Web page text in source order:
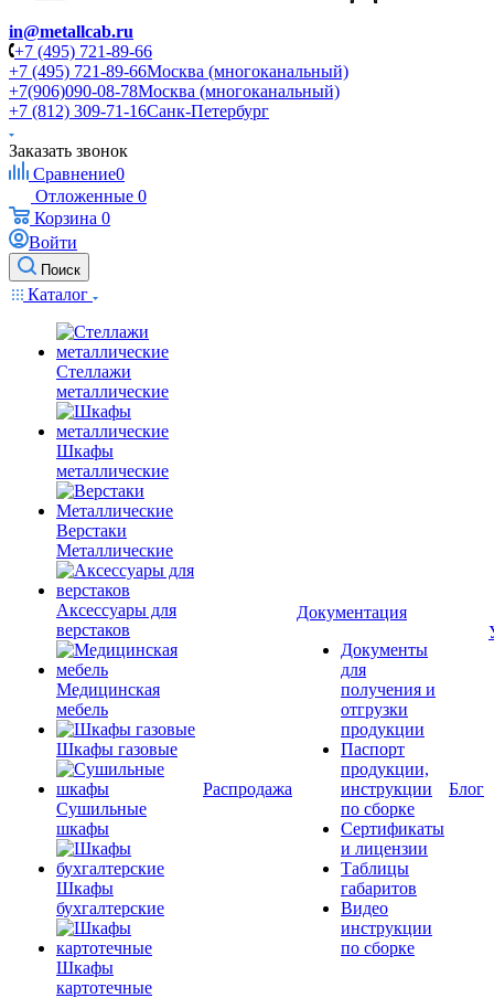
in@metallcab.ru
+7 (495) 721-89-66
+7 (495) 721-89-66Москва (многоканальный)
+7(906)090-08-78Москва (многоканальный)
+7 (812) 309-71-16Санк-Петербург
Заказать звонок
Сравнение0
Отложенные 0
Корзина 0
Войти
Поиск
Каталог
Стеллажи
металлические
Шкафы
металлические
Верстаки
Металлические
Аксессуары для
верстаков
Медицинская
мебель
Шкафы газовые
Сушильные
шкафы
Шкафы
бухгалтерские
Шкафы
картотечные
Распродажа
Документация
Документы
для
получения и
отгрузки
продукции
Паспорт
продукции,
инструкции
по сборке
Сертификаты
и лицензии
Таблицы
габаритов
Видео
инструкции
по сборке
Блог